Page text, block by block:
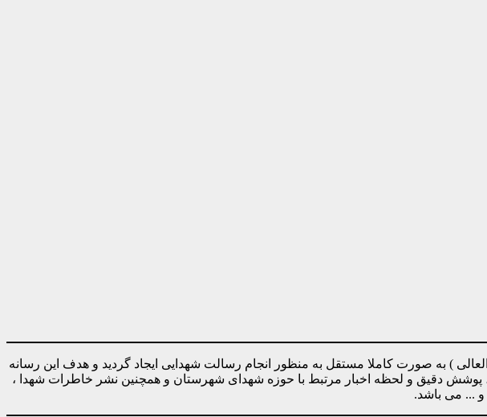
ای ( مدظله العالی ) به صورت کاملا مستقل به منظور انجام رسالت شهدایی ایجاد گردید و هدف این رسانه
، پوشش دقیق و لحظه اخبار مرتبط با حوزه شهدای شهرستان و همچنین نشر خاطرات شهدا ،
... می باشد.